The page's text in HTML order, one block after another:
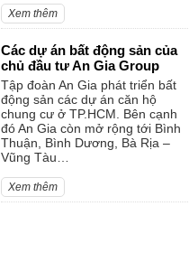
Xem thêm
Các dự án bất động sản của
chủ đầu tư An Gia Group
Tập đoàn An Gia phát triển bất
động sản các dự án căn hộ
chung cư ở TP.HCM. Bên cạnh
đó An Gia còn mở rộng tới Bình
Thuận, Bình Dương, Bà Rịa –
Vũng Tàu…
Xem thêm